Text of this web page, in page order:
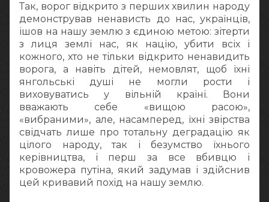
Так, ворог відкрито з перших хвилин народу
демонстрував ненависть до нас, українців,
ішов на нашу землю з єдиною метою: зітерти
з лиця землі нас, як націю, убити всіх і
кожного, хто не тільки відкрито ненавидить
ворога, а навіть дітей, немовлят, щоб їхні
янгольські душі не могли рости і
виховуватись у вільній країні. Вони
вважають себе «вищою расою»,
«вибраними», але, насамперед, їхні звірства
свідчать лише про тотальну деградацію як
цілого народу, так і безумство їхнього
керівництва, і перш за все вбивцю і
кровожера путіна, який задумав і здійснив
цей кривавий похід на нашу землю.